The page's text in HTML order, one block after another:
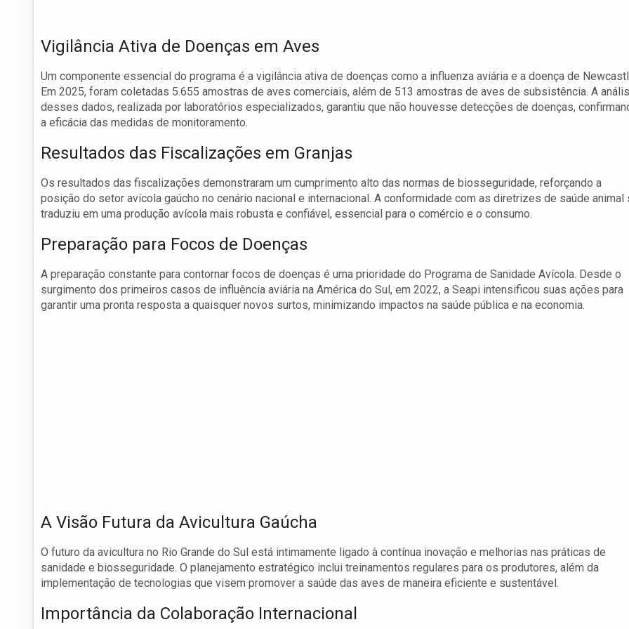
Vigilância Ativa de Doenças em Aves
Um componente essencial do programa é a vigilância ativa de doenças como a influenza aviária e a doença de
Em 2025, foram coletadas 5.655 amostras de aves comerciais, além de 513 amostras de aves de subsistência. A
desses dados, realizada por laboratórios especializados, garantiu que não houvesse detecções de doenças,
a eficácia das medidas de monitoramento.
Resultados das Fiscalizações em Granjas
Os resultados das fiscalizações demonstraram um cumprimento alto das normas de biosseguridade, reforçando a
posição do setor avícola gaúcho no cenário nacional e internacional. A conformidade com as diretrizes de saúde animal
traduziu em uma produção avícola mais robusta e confiável, essencial para o comércio e o consumo.
Preparação para Focos de Doenças
A preparação constante para contornar focos de doenças é uma prioridade do Programa de Sanidade Avícola. Desde o
surgimento dos primeiros casos de influência aviária na América do Sul, em 2022, a Seapi intensificou suas ações para
garantir uma pronta resposta a quaisquer novos surtos, minimizando impactos na saúde pública e na economia.
A Visão Futura da Avicultura Gaúcha
O futuro da avicultura no Rio Grande do Sul está intimamente ligado à contínua inovação e melhorias nas práticas de
sanidade e biosseguridade. O planejamento estratégico inclui treinamentos regulares para os produtores, além da
implementação de tecnologias que visem promover a saúde das aves de maneira eficiente e sustentável.
Importância da Colaboração Internacional